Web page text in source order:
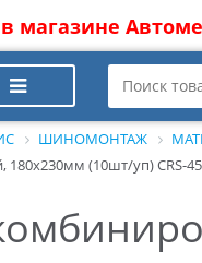
в магазине
ШИНОМОНТАЖ
(10шт/уп) СRS-